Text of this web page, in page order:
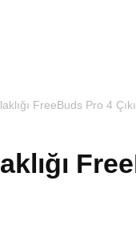
FreeBuds Pro 4